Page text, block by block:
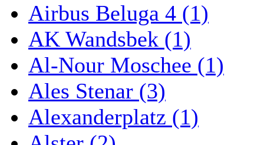
Airbus Beluga 4 (1)
AK Wandsbek (1)
Al-Nour Moschee (1)
Ales Stenar (3)
Alexanderplatz (1)